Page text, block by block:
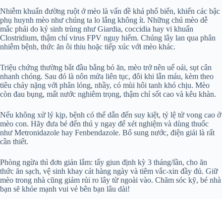
Nhiễm khuẩn đường ruột ở mèo là vấn đề khá phổ biến, khiến các bậc
phụ huynh mèo như chúng ta lo lắng không ít. Những chú mèo dễ
mắc phải do ký sinh trùng như Giardia, coccidia hay vi khuẩn
Clostridium, thậm chí virus FPV nguy hiểm. Chúng lây lan qua phân
nhiễm bệnh, thức ăn ôi thiu hoặc tiếp xúc với mèo khác.
Triệu chứng thường bắt đầu bằng bỏ ăn, mèo trở nên uể oải, sụt cân
nhanh chóng. Sau đó là nôn mửa liên tục, đôi khi lẫn máu, kèm theo
tiêu chảy nặng với phân lỏng, nhầy, có mùi hôi tanh khó chịu. Mèo
còn đau bụng, mất nước nghiêm trọng, thậm chí sốt cao và kêu khàn.
Nếu không xử lý kịp, bệnh có thể dẫn đến suy kiệt, tỷ lệ tử vong cao ở
mèo con. Hãy đưa bé đến thú y ngay để xét nghiệm và dùng thuốc
như Metronidazole hay Fenbendazole. Bổ sung nước, điện giải là rất
cần thiết.
Phòng ngừa thì đơn giản lắm: tẩy giun định kỳ 3 tháng/lần, cho ăn
thức ăn sạch, vệ sinh khay cát hàng ngày và tiêm vắc-xin đầy đủ. Giữ
mèo trong nhà cũng giảm rủi ro lây từ ngoài vào. Chăm sóc kỹ, bé nhà
bạn sẽ khỏe mạnh vui vẻ bên bạn lâu dài!